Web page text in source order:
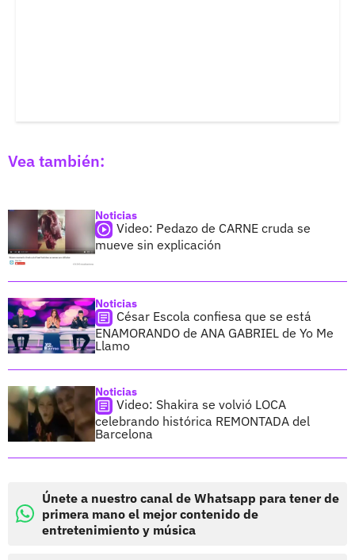
Vea también:
Noticias
Video: Pedazo de CARNE cruda se
mueve sin explicación
Noticias
César Escola confiesa que se está
ENAMORANDO de ANA GABRIEL de Yo Me
Llamo
Noticias
Video: Shakira se volvió LOCA
celebrando histórica REMONTADA del
Barcelona
Únete a nuestro canal de Whatsapp para tener de
primera mano el mejor contenido de
entretenimiento y música